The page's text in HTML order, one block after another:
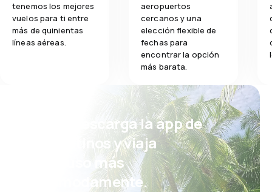
tenemos los mejores
vuelos para ti entre
más de quinientas
líneas aéreas.
aeropuertos
cercanos y una
elección flexible de
fechas para
encontrar la opción
más barata.
¡Eh! Descarga la app de
eDestinos y viaja
incluso más
cómodamente.